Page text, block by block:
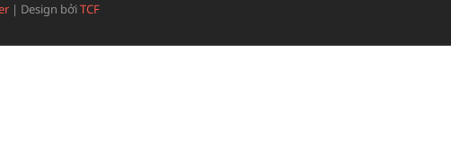
| Design bởiTCF